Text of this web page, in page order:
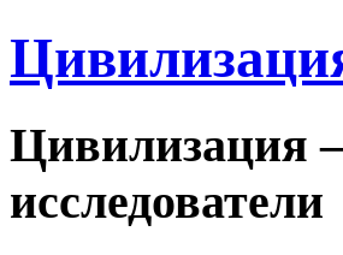
Цивилизация
исследователи